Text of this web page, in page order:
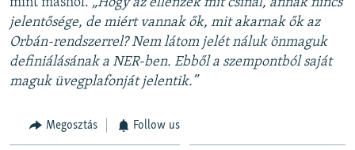
jelentősége, de miért vannak ők, mit akarnak ők az
Orbán-rendszerrel? Nem látom jelét náluk önmaguk
definiálásának a NER-ben. Ebből a szempontból saját
maguk üvegplafonját jelentik.”
Megosztás Follow us